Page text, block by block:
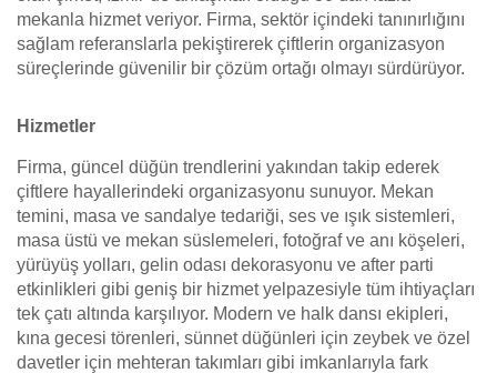
mekanla hizmet veriyor. Firma, sektör içindeki tanınırlığını
sağlam referanslarla pekiştirerek çiftlerin organizasyon
süreçlerinde güvenilir bir çözüm ortağı olmayı sürdürüyor.
Hizmetler
Firma, güncel düğün trendlerini yakından takip ederek
çiftlere hayallerindeki organizasyonu sunuyor. Mekan
temini, masa ve sandalye tedariği, ses ve ışık sistemleri,
masa üstü ve mekan süslemeleri, fotoğraf ve anı köşeleri,
yürüyüş yolları, gelin odası dekorasyonu ve after parti
etkinlikleri gibi geniş bir hizmet yelpazesiyle tüm ihtiyaçları
tek çatı altında karşılıyor. Modern ve halk dansı ekipleri,
kına gecesi törenleri, sünnet düğünleri için zeybek ve özel
davetler için mehteran takımları gibi imkanlarıyla fark